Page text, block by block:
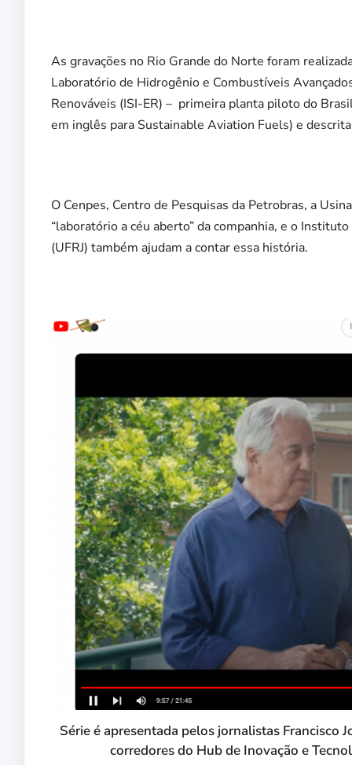
As gravações no Rio Grande do Norte foram
Laboratório de Hidrogênio e Combustíveis
Renováveis (ISI-ER) – primeira planta piloto do
em inglês para Sustainable Aviation Fuels) e
O Cenpes, Centro de Pesquisas da Petrobras, a
“laboratório a céu aberto” da companhia, e o
(UFRJ) também ajudam a contar essa história.
Série é apresentada pelos jornalistas Francisco
corredores do Hub de Inovação e